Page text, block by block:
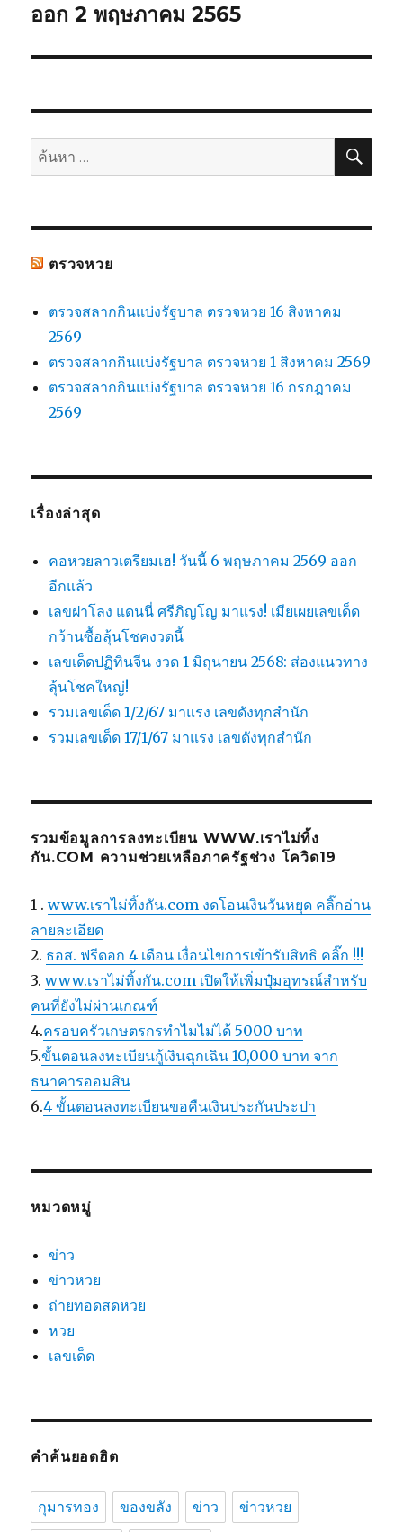
ต่อ
ออก 2 พฤษภาคม 2565
ค้นหา: ค้น
ตรวจหวย
ตรวจสลากกินแบ่งรัฐบาล ตรวจหวย 16 สิงหาคม
2569
ตรวจสลากกินแบ่งรัฐบาล ตรวจหวย 1 สิงหาคม 2569
ตรวจสลากกินแบ่งรัฐบาล ตรวจหวย 16 กรกฎาคม
2569
เรื่องล่าสุด
คอหวยลาวเตรียมเฮ! วันนี้ 6 พฤษภาคม 2569 ออก
อีกแล้ว
เลขฝาโลง แดนนี่ ศรีภิญโญ มาแรง! เมียเผยเลขเด็ด
กว้านซื้อลุ้นโชคงวดนี้
เลขเด็ดปฏิทินจีน งวด 1 มิถุนายน 2568: ส่องแนวทาง
ลุ้นโชคใหญ่!
รวมเลขเด็ด 1/2/67 มาแรง เลขดังทุกสำนัก
รวมเลขเด็ด 17/1/67 มาแรง เลขดังทุกสำนัก
รวมข้อมูลการลงทะเบียน WWW.เราไม่ทิ้ง
กัน.COM ความช่วยเหลือภาครัฐช่วง โควิด19
1 .www.เราไม่ทิ้งกัน.com งดโอนเงินวันหยุด คลิ๊กอ่าน
ลายละเอียด
2. ธอส. ฟรีดอก 4 เดือน เงื่อนไขการเข้ารับสิทธิ คลิ๊ก !!!
3.www.เราไม่ทิ้งกัน.com เปิดให้เพิ่มปุ๋มอุทรณ์สำหรับ
คนที่ยังไม่ผ่านเกณฑ์
4.ครอบครัวเกษตรกรทำไมไม่ได้ 5000 บาท
5.ขั้นตอนลงทะเบียนกู้เงินฉุกเฉิน 10,000 บาท จาก
ธนาคารออมสิน
6.4 ขั้นตอนลงทะเบียนขอคืนเงินประกันประปา
หมวดหมู่
ข่าว
ข่าวหวย
ถ่ายทอดสดหวย
หวย
เลขเด็ด
คำค้นยอดฮิต
กุมารทอง ของขลัง ข่าว ข่าวหวย